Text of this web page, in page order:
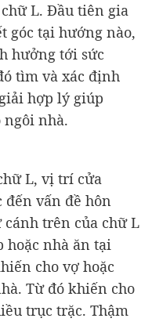
L. Đầu tiên gia
góc tại hướng nào,
hưởng tới sức
tìm và xác định
hợp lý giúp
ngôi nhà.
L, vị trí cửa
vấn đề hôn
trên của chữ L
hoặc nhà ăn tại
cho vợ hoặc
Từ đó khiến cho
trục trặc. Thậm